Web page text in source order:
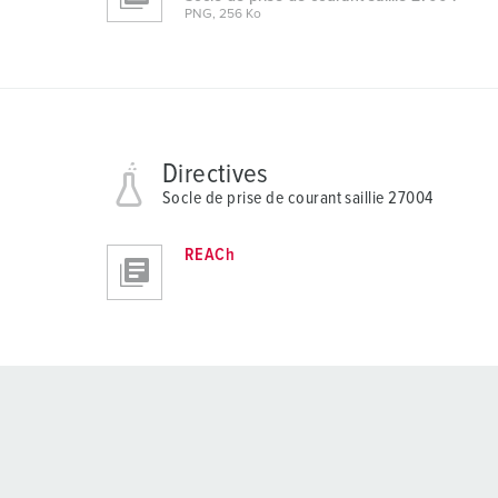
PNG, 256 Ko
Directives
Socle de prise de courant saillie 27004
REACh